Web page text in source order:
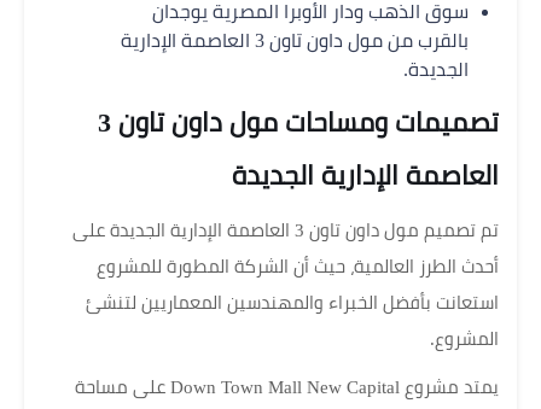
سوق الذهب ودار الأوبرا المصرية يوجدان
بالقرب من مول داون تاون 3 العاصمة الإدارية
الجديدة.
تصميمات ومساحات مول داون تاون 3
العاصمة الإدارية الجديدة
تم تصميم مول داون تاون 3 العاصمة الإدارية الجديدة على
أحدث الطرز العالمية، حيث أن الشركة المطورة للمشروع
استعانت بأفضل الخبراء والمهندسين المعماريين لتنشئ
المشروع.
يمتد مشروع Down Town Mall New Capital على مساحة